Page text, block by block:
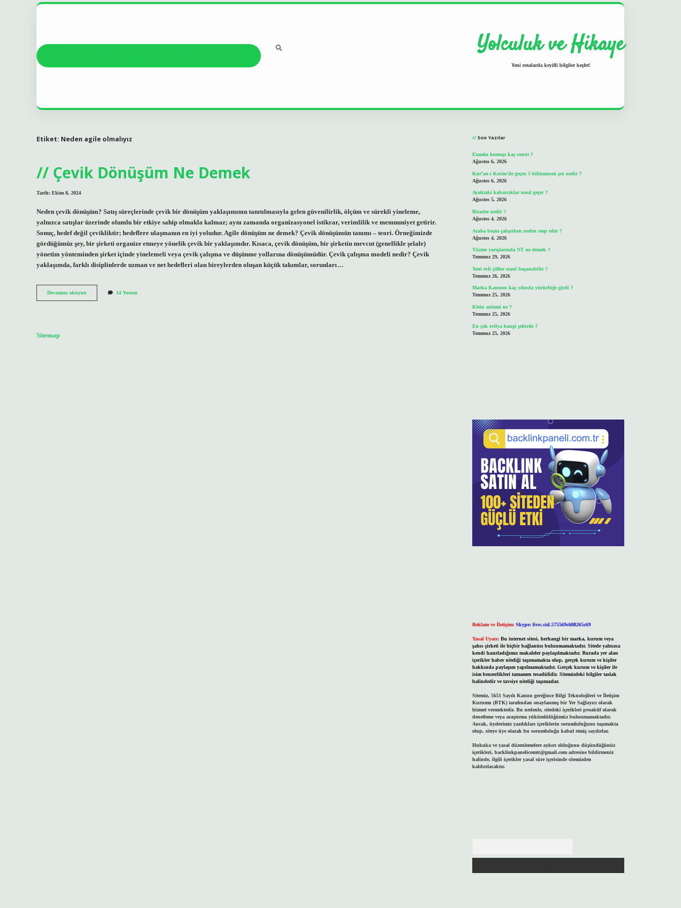
Yolculuk ve Hikaye
Yeni rotalarda keyifli bilgiler keşfet!
Etiket: Neden agile olmalıyız
Çevik Dönüşüm Ne Demek
Tarih: Ekim 8, 2024
Neden çevik dönüşüm? Satış süreçlerinde çevik bir dönüşüm yaklaşımının tanıtılmasıyla gelen güvenilirlik, ölçüm ve sürekli yineleme,
yalnızca satışlar üzerinde olumlu bir etkiye sahip olmakla kalmaz; aynı zamanda organizasyonel istikrar, verimlilik ve memnuniyet getirir.
Sonuç, hedef değil çevikliktir; hedeflere ulaşmanın en iyi yoludur. Agile dönüşüm ne demek? Çevik dönüşümün tanımı – teori. Örneğimizde
gördüğümüz şey, bir şirketi organize etmeye yönelik çevik bir yaklaşımdır. Kısaca, çevik dönüşüm, bir şirketin mevcut (genellikle şelale)
yönetim yönteminden şirket içinde yinelemeli veya çevik çalışma ve düşünme yollarına dönüşümüdür. Çevik çalışma modeli nedir? Çevik
yaklaşımda, farklı disiplinlerde uzman ve net hedefleri olan bireylerden oluşan küçük takımlar, sorunları…
Devamını okuyun
Dönüşüm
14 Yorum
Sitemap
Son Yazılar
Etamin kumaşı kaç count ?
Ağustos 6, 2026
Kur’an-ı Kerim’de geçen 5 bilinmeyen şey nedir ?
Ağustos 6, 2026
Ayaktaki kabarcıklar nasıl geçer ?
Ağustos 5, 2026
Birader nedir ?
Ağustos 4, 2026
Araba boşta çalışırken neden stop eder ?
Ağustos 4, 2026
Yüzme yarışlarında NT ne demek ?
Temmuz 29, 2026
Yeni evli çiftler nasıl boşanabilir ?
Temmuz 26, 2026
Marka Kanunu kaç yılında yürürlüğe girdi ?
Temmuz 25, 2026
Klein anlami ne ?
Temmuz 25, 2026
En çok evliya hangi şehirde ?
Temmuz 25, 2026
Reklam ve İletişim: Skype: live:.cid.575569c608265c69
Yasal Uyarı: Bu internet sitesi, herhangi bir marka, kurum veya
şahıs şirketi ile hiçbir bağlantısı bulunmamaktadır. Sitede yalnızca
kendi hazırladığımız makaleler paylaşılmaktadır. Burada yer alan
içerikler haber niteliği taşımamakta olup, gerçek kurum ve kişiler
hakkında paylaşım yapılmamaktadır. Gerçek kurum ve kişiler ile
isim benzerlikleri tamamen tesadüfidir. Sitemizdeki bilgiler taslak
halindedir ve tavsiye niteliği taşımazlar.
Sitemiz, 5651 Sayılı Kanun gereğince Bilgi Teknolojileri ve İletişim
Kurumu (BTK) tarafından onaylanmış bir Yer Sağlayıcı olarak
hizmet vermektedir. Bu nedenle, sitedeki içerikleri proaktif olarak
denetleme veya araştırma yükümlülüğümüz bulunmamaktadır.
Ancak, üyelerimiz yazdıkları içeriklerin sorumluluğunu taşımakta
olup, siteye üye olarak bu sorumluluğu kabul etmiş sayılırlar.
Hukuka ve yasal düzenlemelere aykırı olduğunu düşündüğünüz
içerikleri, backlinkpanelicomtr@gmail.comadresine bildirmeniz
halinde, ilgili içerikler yasal süre içerisinde sitemizden
kaldırılacaktır.